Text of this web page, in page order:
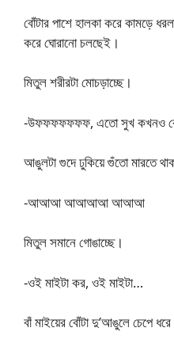
বোঁটার পাশে হালকা করে কামড়ে
করে ঘোরানো চলছেই।
মিতুল শরীরটা মোচড়াচ্ছে।
-উফফফফফফফ, এতো সুখ কখনও
আঙুলটা গুদে ঢুকিয়ে গুঁতো মারতে
-আআআ আআআআ আআআ
মিতুল সমানে গোঙাচ্ছে।
-ওই মাইটা কর, ওই মাইটা…
বাঁ মাইয়ের বোঁটা দু’আঙুলে চেপে